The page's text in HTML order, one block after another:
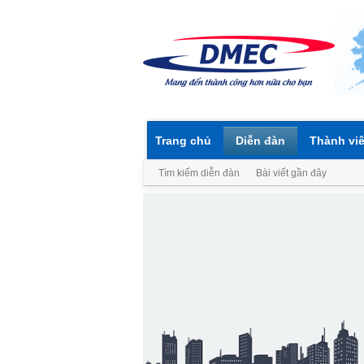
Trang chủ Diễn đàn
Tìm kiếm diễn đàn Bài viết gần đây
Thành